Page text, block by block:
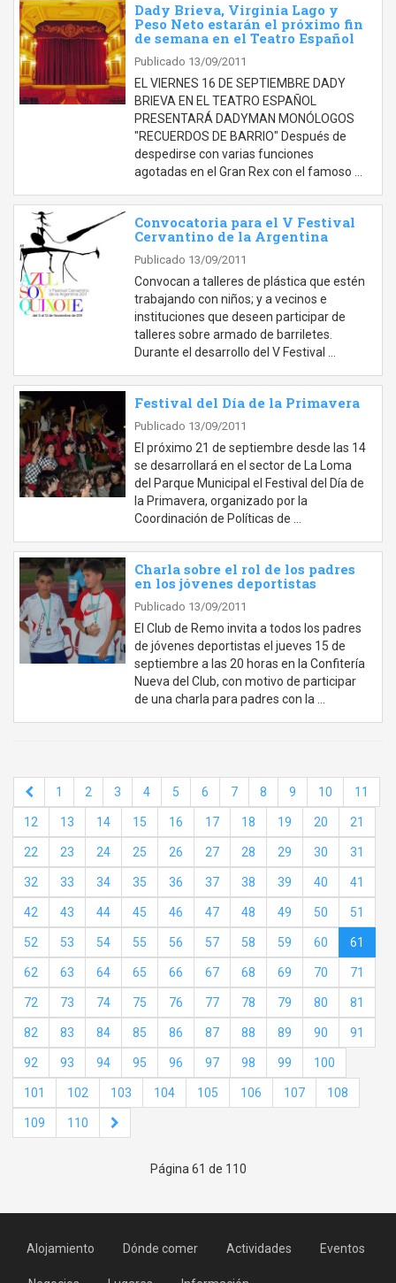
Dady Brieva, Virginia Lago y
Peso Neto estarán el próximo fin
de semana en el Teatro Español
Publicado 13/09/2011
EL VIERNES 16 DE SEPTIEMBRE DADY
BRIEVA EN EL TEATRO ESPAÑOL
PRESENTARÁ DADYMAN MONÓLOGOS
"RECUERDOS DE BARRIO" Después de
despedirse con varias funciones
agotadas en el Gran Rex con el famoso …
Convocatoria para el V Festival
Cervantino de la Argentina
Publicado 13/09/2011
Convocan a talleres de plástica que estén
trabajando con niños; y a vecinos e
instituciones que deseen participar de
talleres sobre armado de barriletes.
Durante el desarrollo del V Festival …
Festival del Día de la Primavera
Publicado 13/09/2011
El próximo 21 de septiembre desde las 14
se desarrollará en el sector de La Loma
del Parque Municipal el Festival del Día de
la Primavera, organizado por la
Coordinación de Políticas de …
Charla sobre el rol de los padres
en los jóvenes deportistas
Publicado 13/09/2011
El Club de Remo invita a todos los padres
de jóvenes deportistas el jueves 15 de
septiembre a las 20 horas en la Confitería
Nueva del Club, con motivo de participar
de una charla para padres con la …
1 2 3 4 5 6 7 8 9 10 11
12 13 14 15 16 17 18 19 20 21
22 23 24 25 26 27 28 29 30 31
32 33 34 35 36 37 38 39 40 41
42 43 44 45 46 47 48 49 50 51
52 53 54 55 56 57 58 59 60 61
62 63 64 65 66 67 68 69 70 71
72 73 74 75 76 77 78 79 80 81
82 83 84 85 86 87 88 89 90 91
92 93 94 95 96 97 98 99 100
101 102 103 104 105 106 107 108
109 110
Página 61 de 110
Alojamiento Dónde comer Actividades Eventos